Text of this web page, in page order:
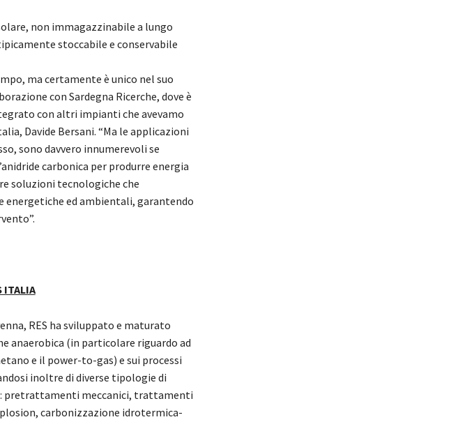
non immagazzinabile a lungo
stoccabile e conservabile
ma certamente è unico nel suo
con Sardegna Ricerche, dove è
con altri impianti che avevamo
Davide Bersani. “Ma le applicazioni
sono davvero innumerevoli se
carbonica per produrre energia
soluzioni tecnologiche che
ed ambientali, garantendo
ITALIA
RES ha sviluppato e maturato
anaerobica (in particolare riguardo ad
e il power-to-gas) e sui processi
inoltre di diverse tipologie di
pretrattamenti meccanici, trattamenti
carbonizzazione idrotermica-